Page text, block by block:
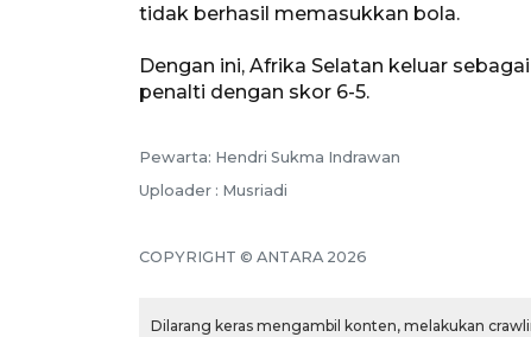
tidak berhasil memasukkan bola.
Dengan ini, Afrika Selatan keluar
penalti dengan skor 6-5.
Pewarta: Hendri Sukma Indrawan
Uploader : Musriadi
COPYRIGHT © ANTARA 2026
Dilarang keras mengambil konten, melakukan